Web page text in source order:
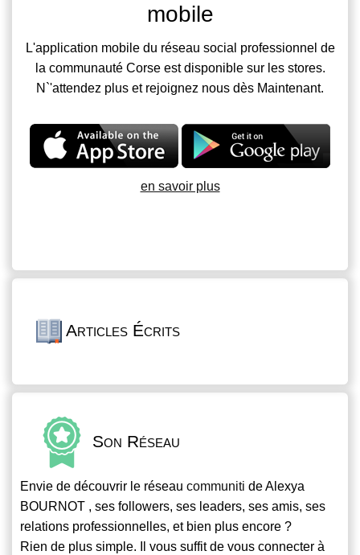
mobile
L'application mobile du réseau social professionnel de
la communauté Corse est disponible sur les stores.
N`'attendez plus et rejoignez nous dès Maintenant.
en savoir plus
Articles Écrits
Son Réseau
Envie de découvrir le réseau communiti de Alexya
BOURNOT , ses followers, ses leaders, ses amis, ses
relations professionnelles, et bien plus encore ?
Rien de plus simple. Il vous suffit de vous connecter à